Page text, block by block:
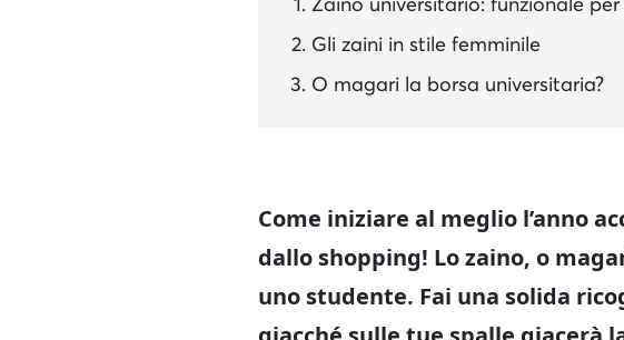
Gli zaini in stile femminile
O magari la borsa universitaria?
Come iniziare al meglio l’anno
dallo shopping! Lo zaino, o
uno studente. Fai una solida